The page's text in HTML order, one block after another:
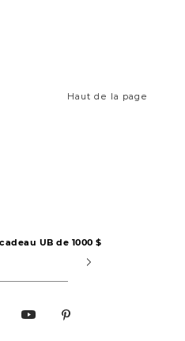
Haut de la page
UB de 1000 $
Submit